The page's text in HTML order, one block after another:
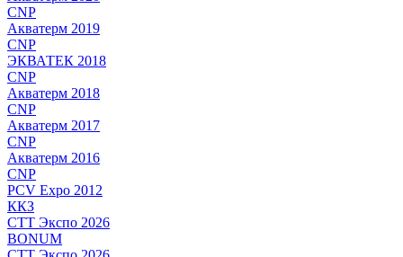
CNP
Акватерм 2019
CNP
ЭКВАТЕК 2018
CNP
Акватерм 2018
CNP
Акватерм 2017
CNP
Акватерм 2016
CNP
PCV Expo 2012
ККЗ
СТТ Экспо 2026
BONUM